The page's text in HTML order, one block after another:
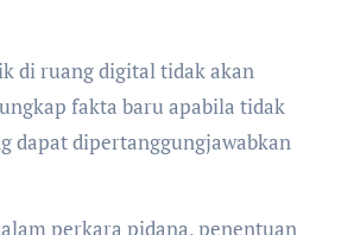
di ruang digital tidak akan
fakta baru apabila tidak
dapat dipertanggungjawabkan
perkara pidana, penentuan